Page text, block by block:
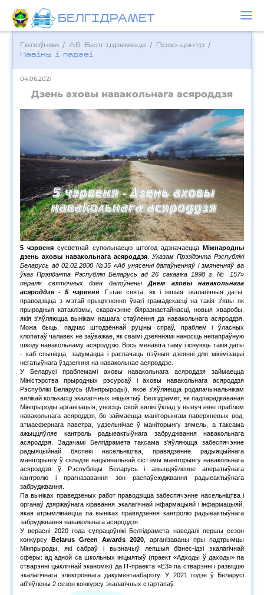
БЕЛГIДРAМЕТ
Галоўная / Аб Белгідрамеце / Прэс-цэнтр /
Навіны і падзеі
04.06.2021
Дзень аховы навакольнага асяроддзя
5 чэрвеня сусветнай супольнасцю штогод адзначаеццаМіжнародны
дзень аховы навакольнага асяроддзя
Указам Прэзідэнта Рэспублікі
Беларусь ад 02.02.2000 №35 «Аб унясенні дапаўненняў і змяненняў ва
ўказ Прэзідэнта Рэспублікі Беларусь ад 26 сакавіка 1998 г. № 157»
пералік святочных дзён дапоўнены
Днём аховы навакольнага
асяроддзя - 5 чэрвеня. Гэтае свята, як і іншыя экалагічныя даты,
праводзіцца з мэтай прыцягнення ўвагі грамадскасці на такія з'явы як
прыродныя катаклізмы, скарачэнне біяразнастайнасці, новыя хваробы,
якія з'яўляюцца вынікам нашага стаўлення да навакольнага асяроддзя.
Можа быць, падчас штодзённай руціны спраў, праблем і ўласных
клопатаў чалавек не заўважае, як сваімі дзеяннямі наносіць непапраўную
шкоду навакольнаму асяроддзю. Вось менавіта таму і існуюць такія даты
- каб спыніцца, задумацца і распачаць пэўныя дзеянні для мінімізацыі
негатыўнага ўздзеяння на навакольнае асяроддзе.
У Беларусі праблемамі аховы навакольнага асяроддзя займаецца
Міністэрства прыродных рэсурсаў і аховы навакольнага асяроддзя
Рэспублікі Беларусь (Мінпрыроды), якое з'яўляецца родапачынальнікам
вялікай колькасці экалагічных ініцыятыў. Белгідрамет, як падпарадкаваная
Мінпрыроды арганізацыя, уносіць свой вялікі ўклад у вывучэнне праблем
навакольнага асяроддзя, бо займаецца маніторынгам паверхневых вод,
атмасфернага паветра, удзельнічае ў маніторынгу зямель, а таксама
ажыццяўляе кантроль радыеактыўнага забруджвання навакольнага
асяроддзя. Задачамі Белгідрамета таксама з'яўляюцца забеспячэнне
радыяцыйнай бяспекі насельніцтва, правядзенне радыяцыйнага
маніторынгу ў складзе нацыянальнай сістэмы маніторынгу навакольнага
асяроддзя ў Рэспубліцы Беларусь і ажыццяўленне аператыўнага
кантролю і прагназавання зон распаўсюджвання радыеактыўнага
забруджвання.
Па выніках праведзеных работ праводзіцца забеспячэнне насельніцтва і
органаў дзяржаўнага кіравання экалагічнай інфармацыяй і інфармацыяй,
якая атрымліваецца па выніках правядзення кантролю радыеактыўнага
забруджвання навакольнага асяроддзя.
У верасні 2020 года супрацоўнікі Белгідрамета наведалі першы сезон
конкурсу Belarus Green Awards 2020 , арганізаваны пры падтрымцы
Мінпрыроды, які сабраў і вызначыў лепшыя бізнес-ідэі экалагічнай
сферы: ад адной са школьных ініцыятыў (праект «Адходы ў даходы» па
стварэнні цыклічнай эканомікі) да IT-праекта «Е3» па стварэнні і развіццю
экалагічнага электроннага дакументаабароту. У 2021 годзе ў Беларусі
аб'яўлены 2 сезон конкурсу экалагічных стартапаў.